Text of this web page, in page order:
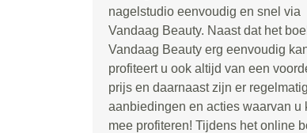
nagelstudio eenvoudig en snel via
Vandaag Beauty. Naast dat het
Vandaag Beauty erg eenvoudig
profiteert u ook altijd van een
prijs en daarnaast zijn er regelmatig
aanbiedingen en acties waarvan u
mee profiteren! Tijdens het online